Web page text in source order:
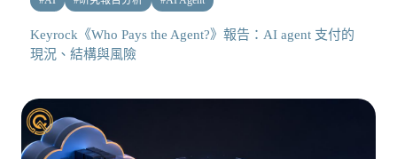
Keyrock《Who Pays the Agent?》報告：AI agent 支付的
現況、結構與風險